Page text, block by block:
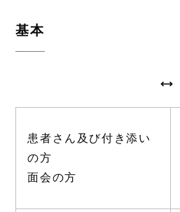
基本
患者さん及び付き添い
の方
面会の方